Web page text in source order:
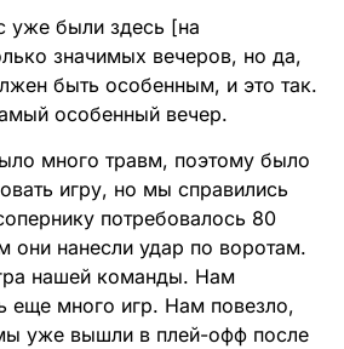
уже были здесь [на
значимых вечеров, но да,
быть особенным, и это так.
особенный вечер.
много травм, поэтому было
игру, но мы справились
потребовалось 80
они нанесли удар по воротам.
нашей команды. Нам
еще много игр. Нам повезло,
уже вышли в плей-офф после